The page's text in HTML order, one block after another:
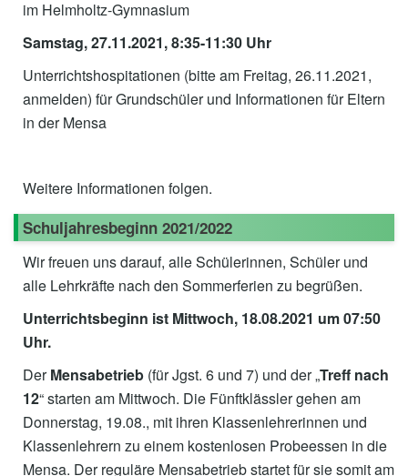
im Helmholtz-Gymnasium
Samstag, 27.11.2021, 8:35-11:30 Uhr
Unterrichtshospitationen (bitte am Freitag, 26.11.2021,
anmelden) für Grundschüler und Informationen für Eltern
in der Mensa
Weitere Informationen folgen.
Schuljahresbeginn 2021/2022
Wir freuen uns darauf, alle Schülerinnen, Schüler und
alle Lehrkräfte nach den Sommerferien zu begrüßen.
Unterrichtsbeginn ist Mittwoch, 18.08.2021 um 07:50
Uhr.
DerMensabetrieb (für Jgst. 6 und 7) und der „Treff nach
12“ starten am Mittwoch. Die Fünftklässler gehen am
Donnerstag, 19.08., mit ihren Klassenlehrerinnen und
Klassenlehrern zu einem kostenlosen Probeessen in die
Mensa. Der reguläre Mensabetrieb startet für sie somit am